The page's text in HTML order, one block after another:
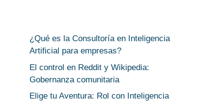
¿Qué es la Consultoría en Inteligencia
Artificial para empresas?
El control en Reddit y Wikipedia:
Gobernanza comunitaria
Elige tu Aventura: Rol con Inteligencia